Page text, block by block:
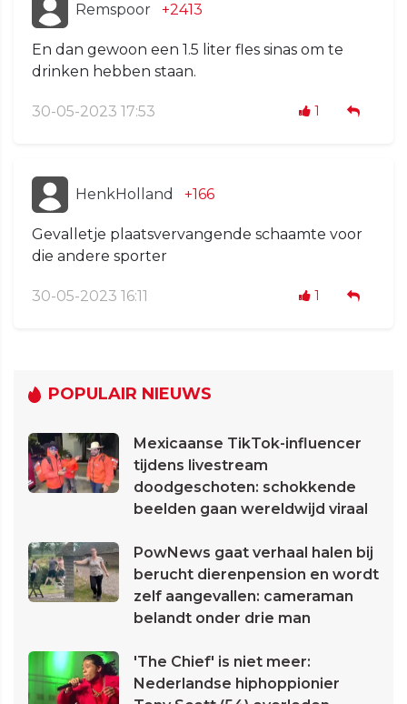
Remspoor +2413
En dan gewoon een 1.5 liter fles sinas om te
drinken hebben staan.
30-05-2023 17:53 1
HenkHolland +166
Gevalletje plaatsvervangende schaamte voor
die andere sporter
30-05-2023 16:11 1
POPULAIR NIEUWS
Mexicaanse TikTok-influencer
tijdens livestream
doodgeschoten: schokkende
beelden gaan wereldwijd viraal
PowNews gaat verhaal halen bij
berucht dierenpension en wordt
zelf aangevallen: cameraman
belandt onder drie man
'The Chief' is niet meer:
Nederlandse hiphoppionier